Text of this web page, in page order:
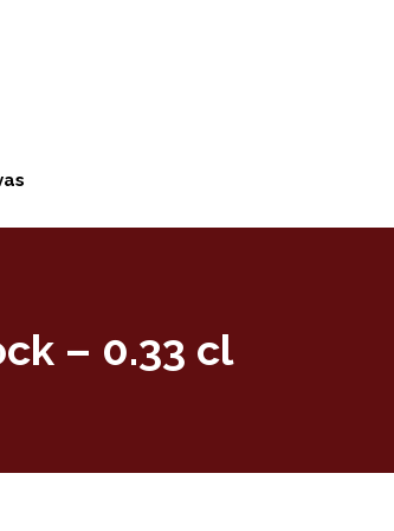
– 0.33 cl